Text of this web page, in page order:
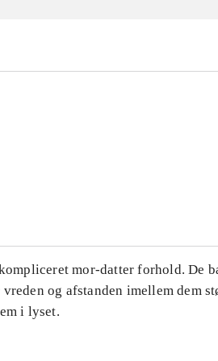
mor-datter forhold. De
og afstanden imellem dem
i lyset.